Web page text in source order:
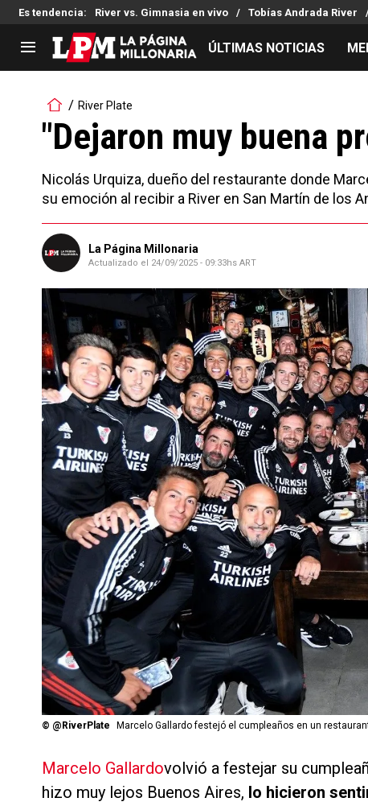
Es tendencia: River vs. Gimnasia en vivo Tobías Andrada River
LIGA PROFESIONAL
Noticias
Tabla de posiciones
Reserva
Copa Sudamericana
Copa Argentina
ÚLTIMAS NOTICIAS
River Plate
"Dejaron muy buena
Nicolás Urquiza, dueño del restaurante donde
su emoción al recibir a River en San Martín de los
La Página Millonaria
Actualizado el 24/09/2025 - 09:33hs ART
© @RiverPlate Marcelo Gallardo festejó el cumpleaños en un
Marcelo Gallardovolvió a festejar su
hizo muy lejos Buenos Aires, lo hicieron